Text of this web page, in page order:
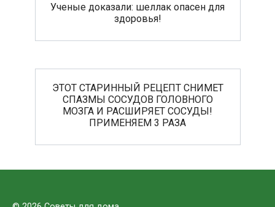
Ученые доказали: шеллак опасен для
здоровья!
ЭТОТ СТАРИННЫЙ РЕЦЕПТ СНИМЕТ
СПАЗМЫ СОСУДОВ ГОЛОВНОГО
МОЗГА И РАСШИРЯЕТ СОСУДЫ!
ПРИМЕНЯЕМ 3 РАЗА